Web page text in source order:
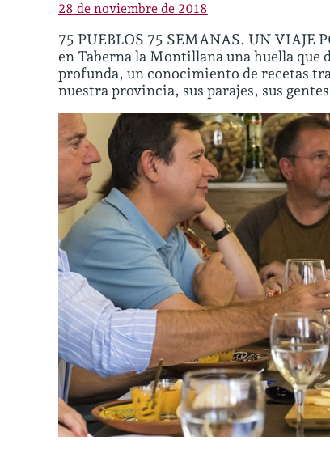
28 de noviembre de 2018
75 PUEBLOS 75 SEMANAS. UN VIAJE
en Taberna la Montillana una huella
profunda, un conocimiento de recetas
nuestra provincia, sus parajes, sus